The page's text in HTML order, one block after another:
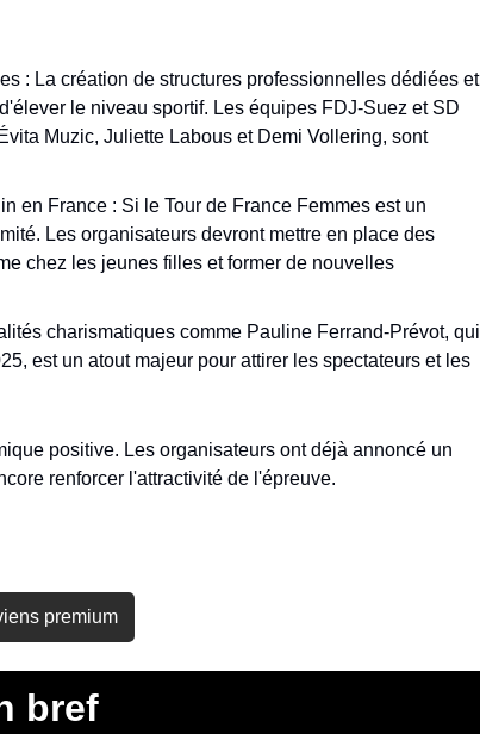
: La création de structures professionnelles dédiées et
le niveau sportif. Les équipes FDJ-Suez et SD
Muzic, Juliette Labous et Demi Vollering, sont
en France : Si le Tour de France Femmes est un
Les organisateurs devront mettre en place des
chez les jeunes filles et former de nouvelles
charismatiques comme Pauline Ferrand-Prévot, qui
est un atout majeur pour attirer les spectateurs et les
positive. Les organisateurs ont déjà annoncé un
renforcer l'attractivité de l'épreuve.
premium
bref